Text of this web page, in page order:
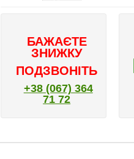
БАЖАЄТЕ
ЗНИЖКУ
ПОДЗВОНІТЬ
+38 (067) 364
71 72